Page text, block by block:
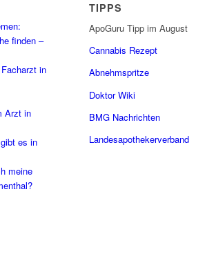
finden –
in
Arzt in
es in
meine
TIPPS
ApoGuru Tipp im August
Cannabis Rezept
Abnehmspritze
Doktor Wiki
BMG Nachrichten
Landesapothekerverband